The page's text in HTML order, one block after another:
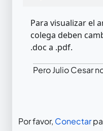
Para visualizar el
colega deben
.doc a .pdf.
Pero Julio Cesar
Por favor, Conectar